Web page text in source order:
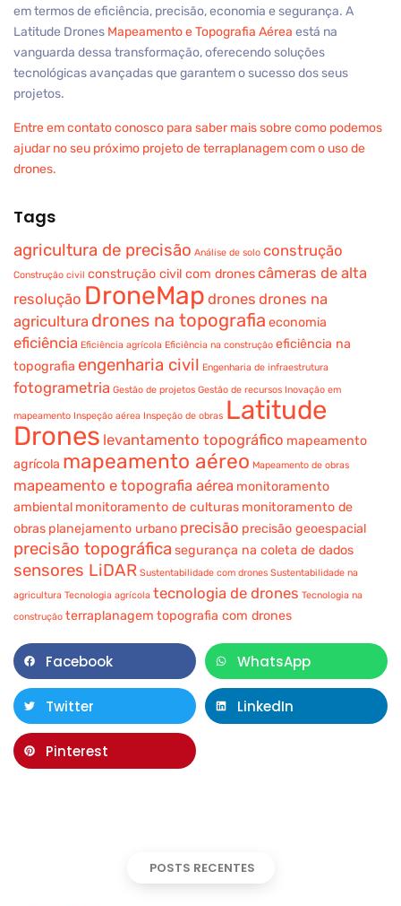
em termos de eficiência, precisão, economia e segurança. A
Latitude Drones Mapeamento e Topografia Aérea está na
vanguarda dessa transformação, oferecendo soluções
tecnológicas avançadas que garantem o sucesso dos seus
projetos.
Entre em contato conosco para saber mais sobre como podemos
ajudar no seu próximo projeto de terraplanagem com o uso de
drones.
Tags
agricultura de precisão Análise de solo construção
Construção civil construção civil com dronescâmeras de alta
resolução DroneMap drones drones na
agricultura drones na topografia economia
eficiência Eficiência agrícola Eficiência na construção eficiência na
topografia engenharia civil Engenharia de infraestrutura
fotogrametria Gestão de projetos Gestão de recursos Inovação em
mapeamento Inspeção aérea Inspeção de obras Latitude
Drones levantamento topográfico mapeamento
agrícola mapeamento aéreo Mapeamento de obras
mapeamento e topografia aérea monitoramento
ambiental monitoramento de culturas monitoramento de
obras planejamento urbano precisão precisão geoespacial
precisão topográfica segurança na coleta de dados
sensores LiDAR Sustentabilidade com drones Sustentabilidade na
agricultura Tecnologia agrícola tecnologia de drones Tecnologia na
construção terraplanagem topografia com drones
Facebook WhatsApp
Twitter LinkedIn
Pinterest
POSTS RECENTES